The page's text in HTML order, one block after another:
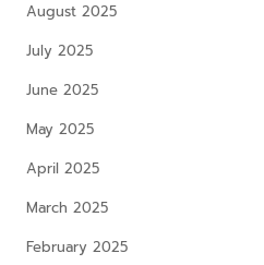
August 2025
July 2025
June 2025
May 2025
April 2025
March 2025
February 2025